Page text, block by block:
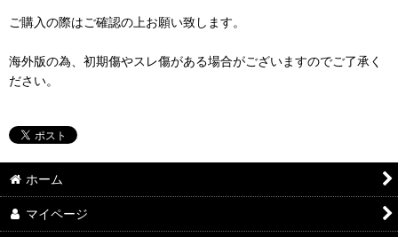
ご購入の際はご確認の上お願い致します。
海外版の為、初期傷やスレ傷がある場合がございますのでご了承く
ださい。
ホーム
マイページ